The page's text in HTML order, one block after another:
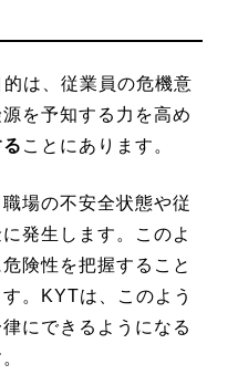
は、従業員の危機意
を予知する力を高め
ことにあります。
場の不安全状態や従
発生します。このよ
険性を把握すること
。KYTは、このよう
にできるようになる